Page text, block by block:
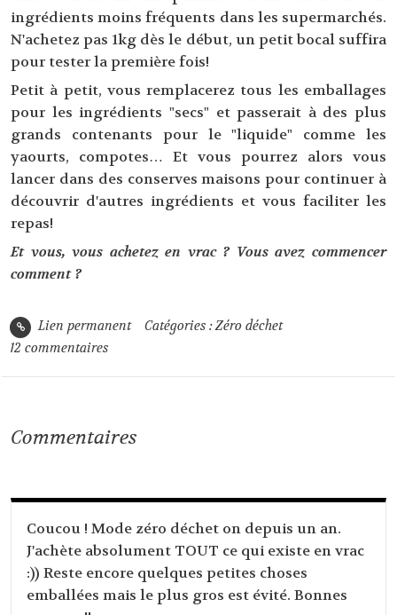
ingrédients moins fréquents dans les supermarchés.
N'achetez pas 1kg dès le début, un petit bocal suffira
pour tester la première fois!
Petit à petit, vous remplacerez tous les emballages
pour les ingrédients "secs" et passerait à des plus
grands contenants pour le "liquide" comme les
yaourts, compotes… Et vous pourrez alors vous
lancer dans des conserves maisons pour continuer à
découvrir d'autres ingrédients et vous faciliter les
repas!
Et vous, vous achetez en vrac ? Vous avez commencer
comment ?
Lien permanent Catégories :Zéro déchet
12 commentaires
Commentaires
Coucou ! Mode zéro déchet on depuis un an.
J'achète absolument TOUT ce qui existe en vrac
:)) Reste encore quelques petites choses
emballées mais le plus gros est évité. Bonnes